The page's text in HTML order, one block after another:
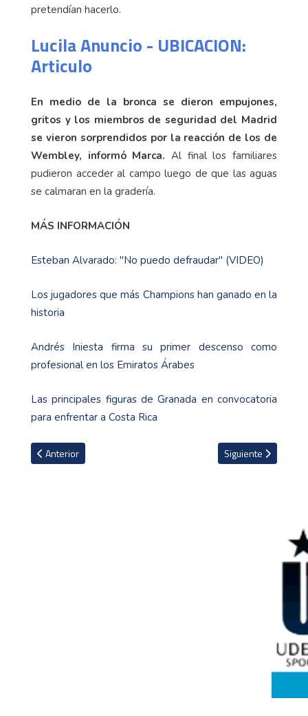
pretendían hacerlo.
Lucila Anuncio - UBICACION:
Articulo
En medio de la bronca se dieron empujones,
gritos y los miembros de seguridad del Madrid
se vieron sorprendidos por la reacción de los de
Wembley, informó Marca. Al final los familiares
pudieron acceder al campo luego de que las aguas
se calmaran en la gradería.
MÁS INFORMACIÓN
Esteban Alvarado: "No puedo defraudar" (VIDEO)
Los jugadores que más Champions han ganado en la
historia
Andrés Iniesta firma su primer descenso como
profesional en los Emiratos Árabes
Las principales figuras de Granada en convocatoria
para enfrentar a Costa Rica
Artículo anterior: VIDEO: Las bromas de los jugadores del Real
Anterior Artículo siguiente:
Siguiente